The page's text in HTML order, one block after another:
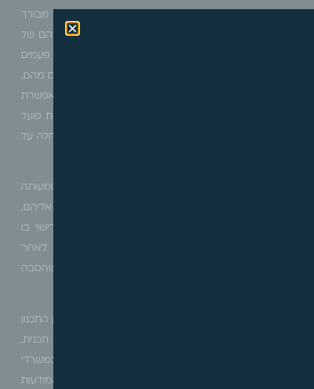
רוב תוספת זכויות בניה רחבת היקף בשטחי הציבור, דבר מבורך
לרוב, אולם לעיתים יש בתוספת הבינוי פגיעה באיכות חייהם של
התושבים הגרים בסמוך, וכן להורדת ערך המקרקעין, וכך פעמים
רבות התושבים המתגוררים בסמוך לשטחי הציבור ונהנים מהם,
כלל אינם מודעים לקיומה של תכנית תקפה אשר מאפשרת
תוספת בינוי שייתכן ותשפיע על איכות חייהם וקניינם, זאת פועל
יוצא של היעדר הפירוט והקונקרטיות של התכנית אשר חלה על
כך, פעמים רבות התושבים נחשפים ו/או מבינים את משמעותה
של התכנית שהוסיפה זכויות בניה במקרקעין הסמוכים אליהם,
שנים ארוכות לאחר תום הליכי התכנון, ורק בשלב הרישוי בו
מתבקש ניצול זכויות הבניה בבינוי בפועל, ולעיתים אך לאחר
שחלף המועד להגשת תביעת פיצויים בגין ירידת הערך שהסבה
חובת פרסום על הפקדת תכנית, קבועה בסעיף 89 לחוק התכנון
והבניה, לפיה בתום 15 יום מקבלת החלטה על הפקדת תכנית,
נדרש לפרסם הפקדתה של תכנית ברשומות ובעיתון, וכן במשרדי
הרשויות המקומיות הכלולות בתכנית, וכן בלוחות המודעות